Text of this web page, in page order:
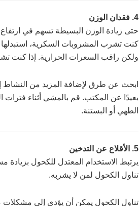
4. فقدان الوزن
حتى زيادة الوزن البسيطة تسهم في ارتفاع
كنت تشرب المشروبات السكرية، استبدلها
ولكن راقب السعرات الحرارية. إذا كنت
ابحث عن طرق لإضافة المزيد من النشاط
بعيدًا عن المكتب. قم بالمشي أثناء
الطهي أو البستنة.
5. الأقلاع عن التدخين
تناول الكحول لمن لا يشربه.
تناول الكحول يمكن أن يؤدي إلى